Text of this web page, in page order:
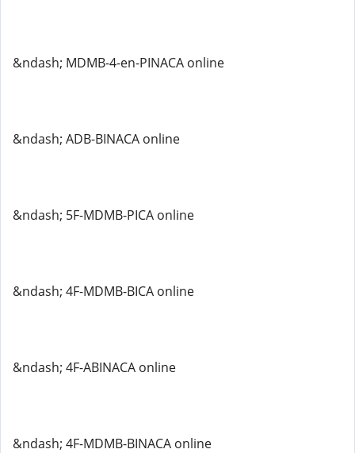
&ndash; MDMB-4-en-PINACA online
&ndash; ADB-BINACA online
&ndash; 5F-MDMB-PICA online
&ndash; 4F-MDMB-BICA online
&ndash; 4F-ABINACA online
&ndash; 4F-MDMB-BINACA online